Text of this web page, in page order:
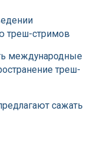
треш-стримов
международные
треш-
сажать